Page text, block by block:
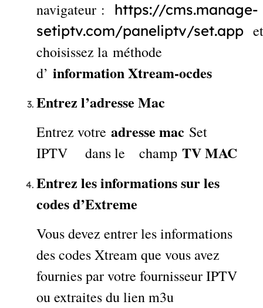
navigateur : https://cms.manage-
setiptv.com/paneliptv/set.app
choisissez la méthode
d’information Xtream-ocdes
Entrez l’adresse Mac
Entrez votreadresse mac Set
IPTV dans le champTV MAC
Entrez les informations sur les
codes d’Extreme
Vous devez entrer les informations
des codes Xtream que vous avez
fournies par votre fournisseur IPTV
ou extraites du lien m3u